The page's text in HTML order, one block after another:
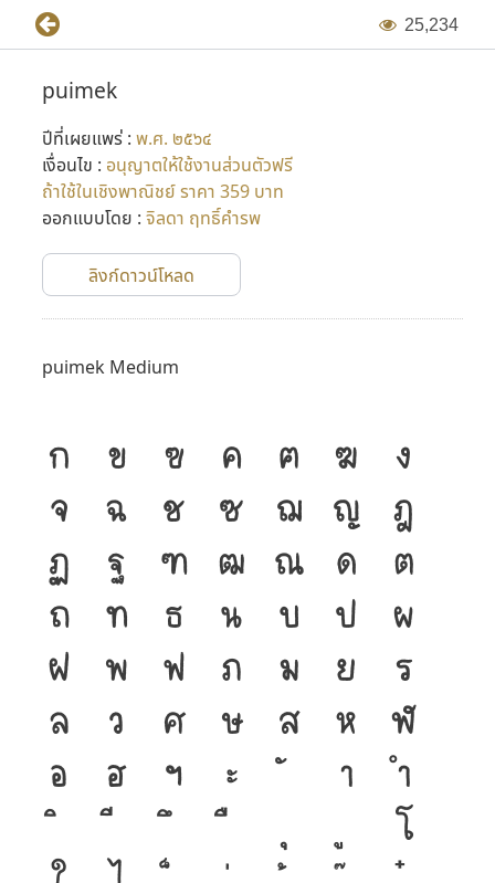
25,234
puimek
ปีที่เผยแพร่ : พ.ศ. ๒๕๖๔
เงื่อนไข : อนุญาตให้ใช้งานส่วนตัวฟรี
ถ้าใช้ในเชิงพาณิชย์ ราคา 359 บาท
ออกแบบโดย : จิลดา ฤทธิ์คำรพ
ลิงก์ดาวน์โหลด
puimek Medium
ก ข ฃ ค ฅ ฆ
ง
จ
ฉ ช ซ ฌ ญ
ฎ
ฏ
ฐ ฑ ฒ ณ ด
ต
ถ
ท ธ น บ ป
ผ
ฝ
พ ฟ ภ ม ย
ร
ล
ว ศ ษ ส ห
ฬ
อ
ฮ ฯ ะ า
ำ
โ